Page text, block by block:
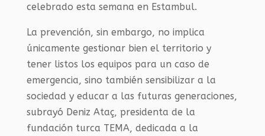
celebrado esta semana en Estambul.
La prevención, sin embargo, no implica
únicamente gestionar bien el territorio y
tener listos los equipos para un caso de
emergencia, sino también sensibilizar a la
sociedad y educar a las futuras generaciones,
subrayó Deniz Ataç, presidenta de la
fundación turca TEMA, dedicada a la